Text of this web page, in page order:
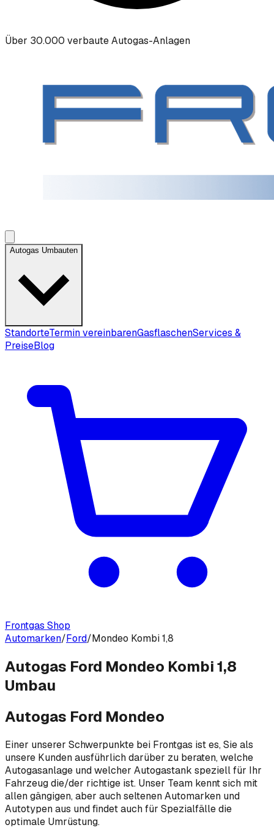
Über 30.000 verbaute Autogas-Anlagen
Autogas Umbauten
StandorteTermin vereinbarenGasflaschenServices &
PreiseBlog
Frontgas Shop
Automarken/Ford/Mondeo Kombi 1,8
Autogas Ford Mondeo Kombi 1,8
Umbau
Autogas Ford Mondeo
Einer unserer Schwerpunkte bei Frontgas ist es, Sie als
unsere Kunden ausführlich darüber zu beraten, welche
Autogasanlage und welcher Autogastank speziell für Ihr
Fahrzeug die/der richtige ist. Unser Team kennt sich mit
allen gängigen, aber auch seltenen Automarken und
Autotypen aus und findet auch für Spezialfälle die
optimale Umrüstung.